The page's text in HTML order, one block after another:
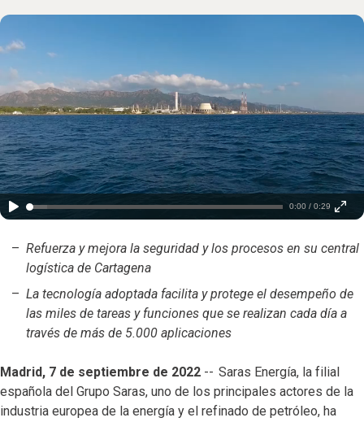
0:00 / 0:29
Refuerza y mejora la seguridad y los procesos en su central
logística de Cartagena
La tecnología adoptada facilita y protege el desempeño de
las miles de tareas y funciones que se realizan cada día a
través de más de 5.000 aplicaciones
Madrid, 7 de septiembre de 2022 -- Saras Energía, la filial
española del Grupo Saras, uno de los principales actores de la
industria europea de la energía y el refinado de petróleo, ha